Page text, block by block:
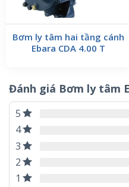
Bơm ly tâm hai tầng cánh
Ebara CDA 4.00 T
Đánh giá Bơm ly tâm
5
4
3
2
1